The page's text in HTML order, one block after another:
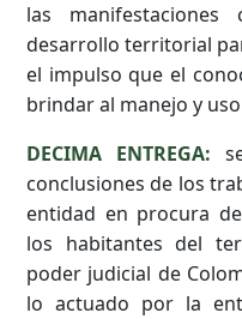
las
desarrollo territorial
el impulso que el
brindar al manejo y
DECIMA ENTREGA:
conclusiones de los
entidad en procura
los habitantes del
poder judicial de
lo actuado por la